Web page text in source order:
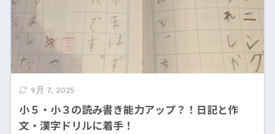
9月 7, 2025
小５・小３の読み書き能力アップ？！日記と作
文・漢字ドリルに着手！